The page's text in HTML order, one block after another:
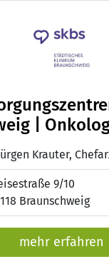
|
9/10
Braunschweig
mehr erfahren